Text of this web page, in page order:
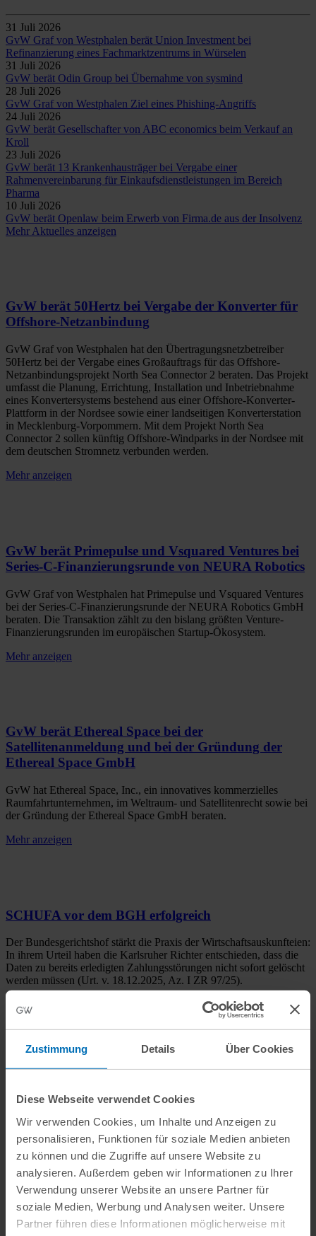
Zustimmung Details Über Cookies
Diese Webseite verwendet Cookies
Wir verwenden Cookies, um Inhalte und Anzeigen zu
personalisieren, Funktionen für soziale Medien anbieten
zu können und die Zugriffe auf unsere Website zu
analysieren. Außerdem geben wir Informationen zu Ihrer
Verwendung unserer Website an unsere Partner für
soziale Medien, Werbung und Analysen weiter. Unsere
Partner führen diese Informationen möglicherweise mit
31 Juli 2026
GvW Graf von Westphalen berät Union Investment bei
Refinanzierung eines Fachmarktzentrums in Würselen
31 Juli 2026
GvW berät Odin Group bei Übernahme von sysmind
28 Juli 2026
GvW Graf von Westphalen Ziel eines Phishing-Angriffs
24 Juli 2026
GvW berät Gesellschafter von ABC economics beim Verkauf an
Kroll
23 Juli 2026
GvW berät 13 Krankenhausträger bei Vergabe einer
Rahmenvereinbarung für Einkaufsdienstleistungen im Bereich
Pharma
10 Juli 2026
GvW berät Openlaw beim Erwerb von Firma.de aus der Insolvenz
Mehr Aktuelles anzeigen
GvW berät 50Hertz bei Vergabe der Konverter für
Offshore-Netzanbindung
GvW Graf von Westphalen hat den Übertragungsnetzbetreiber
50Hertz bei der Vergabe eines Großauftrags für das Offshore-
Netzanbindungsprojekt North Sea Connector 2 beraten. Das Projekt
umfasst die Planung, Errichtung, Installation und Inbetriebnahme
eines Konvertersystems bestehend aus einer Offshore-Konverter-
Plattform in der Nordsee sowie einer landseitigen Konverterstation
in Mecklenburg-Vorpommern. Mit dem Projekt North Sea
Connector 2 sollen künftig Offshore-Windparks in der Nordsee mit
dem deutschen Stromnetz verbunden werden.
Mehr anzeigen
GvW berät Primepulse und Vsquared Ventures bei
Series-C-Finanzierungsrunde von NEURA Robotics
GvW Graf von Westphalen hat Primepulse und Vsquared Ventures
bei der Series-C-Finanzierungsrunde der NEURA Robotics GmbH
beraten. Die Transaktion zählt zu den bislang größten Venture-
Finanzierungsrunden im europäischen Startup-Ökosystem.
Mehr anzeigen
GvW berät Ethereal Space bei der
Satellitenanmeldung und bei der Gründung der
Ethereal Space GmbH
GvW hat Ethereal Space, Inc., ein innovatives kommerzielles
Raumfahrtunternehmen, im Weltraum- und Satellitenrecht sowie bei
der Gründung der Ethereal Space GmbH beraten.
Mehr anzeigen
SCHUFA vor dem BGH erfolgreich
Der Bundesgerichtshof stärkt die Praxis der Wirtschaftsauskunfteien:
In ihrem Urteil haben die Karlsruher Richter entschieden, dass die
Daten zu bereits erledigten Zahlungsstörungen nicht sofort gelöscht
werden müssen (Urt. v. 18.12.2025, Az. I ZR 97/25).
Mehr anzeigen
weitere Referenzen
Unsere Leistungen
International
Arbeitsrecht
Außenwirtschaftsrecht
Bankrecht und Bankaufsichtsrecht
Baurecht
Beihilfenrecht und Subventionsrecht
Energierecht
Finanzierung
Gesellschaftsrecht
Handelsrecht und Zivilrecht